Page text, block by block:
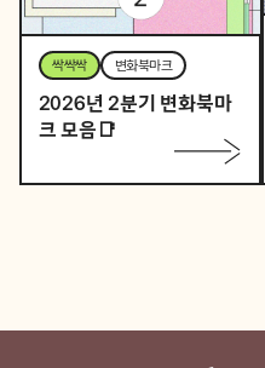
싹싹싹 변화북마크
2026년 2분기 변화북마
크 모음📑